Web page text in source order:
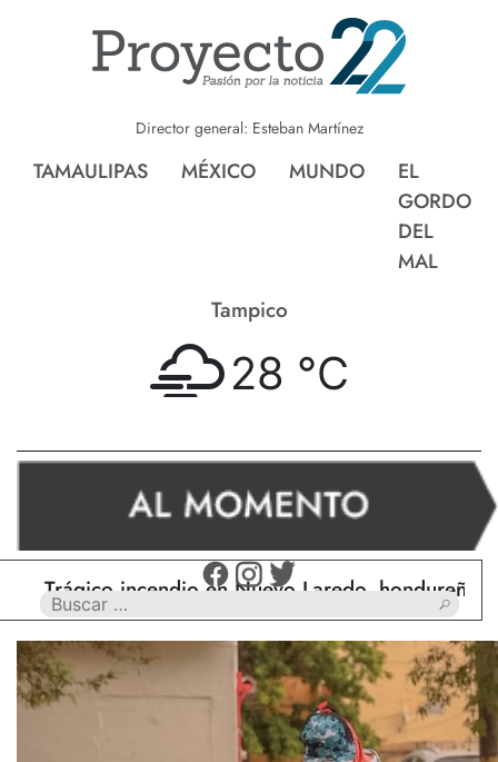
Director general: Esteban Martínez
TAMAULIPAS MÉXICO MUNDO
EL
GORDO
DEL
MAL
Tampico
28 °C
incendio en Nuevo Laredo, hondureño muere